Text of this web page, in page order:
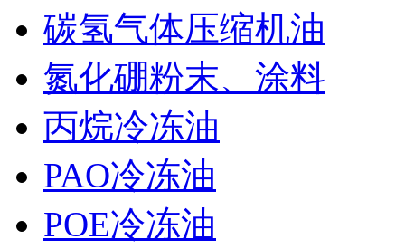
碳氢气体压缩机油
氮化硼粉末、涂料
丙烷冷冻油
PAO冷冻油
POE冷冻油